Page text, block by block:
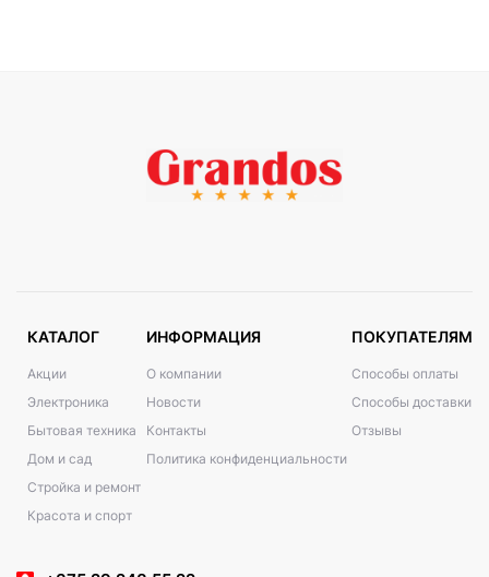
КАТАЛОГ
Акции
Электроника
Бытовая техника
Дом и сад
Стройка и ремонт
Красота и спорт
ИНФОРМАЦИЯ
О компании
Новости
Контакты
Политика конфиденциальности
ПОКУПАТЕЛЯМ
Способы оплаты
Способы доставки
Отзывы